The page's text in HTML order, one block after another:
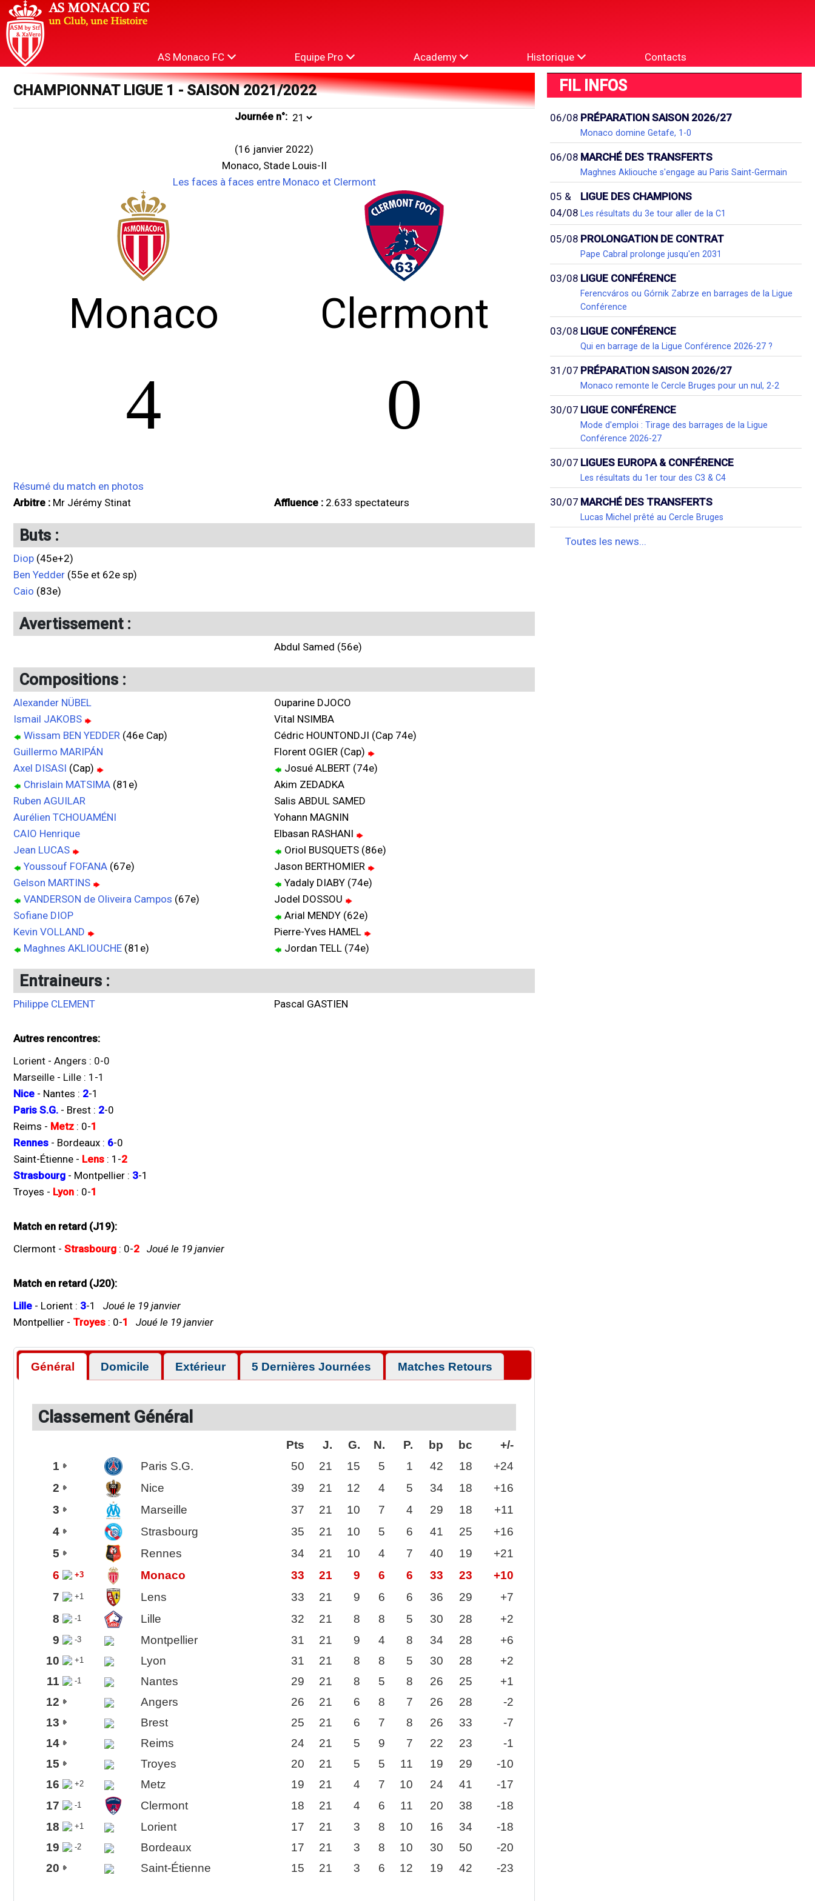
AS Monaco FC Equipe Pro Academy Historique Contacts
CHAMPIONNAT LIGUE 1 - SAISON 2021/2022
Journée n°:
(16 janvier 2022)
Monaco, Stade Louis-II
Les faces à faces entre Monaco et Clermont
Monaco Clermont
4 0
Résumé du match en photos
Arbitre : Mr Jérémy Stinat Affluence : 2.633 spectateurs
Buts :
Diop (45e+2)
Ben Yedder (55e et 62e sp)
Caio (83e)
Avertissement :
Abdul Samed (56e)
Compositions :
Alexander NÜBEL
Ismail JAKOBS
Wissam BEN YEDDER (46e Cap)
Guillermo MARIPÁN
Axel DISASI (Cap)
Chrislain MATSIMA (81e)
Ruben AGUILAR
Aurélien TCHOUAMÉNI
CAIO Henrique
Jean LUCAS
Youssouf FOFANA (67e)
Gelson MARTINS
VANDERSON de Oliveira Campos (67e)
Sofiane DIOP
Kevin VOLLAND
Maghnes AKLIOUCHE (81e)
Ouparine DJOCO
Vital NSIMBA
Cédric HOUNTONDJI (Cap 74e)
Florent OGIER (Cap)
Josué ALBERT (74e)
Akim ZEDADKA
Salis ABDUL SAMED
Yohann MAGNIN
Elbasan RASHANI
Oriol BUSQUETS (86e)
Jason BERTHOMIER
Yadaly DIABY (74e)
Jodel DOSSOU
Arial MENDY (62e)
Pierre-Yves HAMEL
Jordan TELL (74e)
Entraineurs :
Philippe CLEMENT Pascal GASTIEN
Autres rencontres:
Lorient - Angers : 0-0
Marseille - Lille : 1 -1
Nice - Nantes : 2-1
Paris S.G. - Brest : 2-0
Reims - Metz : 0-1
Rennes - Bordeaux : 6-0
Saint-Étienne - Lens : 1 -2
Strasbourg - Montpellier : 3-1
Troyes - Lyon : 0-1
Match en retard (J19):
Clermont - Strasbourg : 0-2 Joué le 19 janvier
Match en retard (J20):
Lille - Lorient : 3-1
Joué le 19 janvier
Montpellier - Troyes : 0-1 Joué le 19 janvier
Général Domicile Extérieur 5 Dernières Journées Matches Retours
Classement Général
Pts J. G. N. P. bp bc
+/-
1
Paris S.G. 50 21 15 5 1 42 18
+24
2
Nice 39 21 12 4 5 34 18
+16
3
Marseille 37 21 10 7 4 29 18
+11
4
Strasbourg 35 21 10 5 6 41 25
+16
5
Rennes 34 21 10 4 7 40 19
+21
6
+3 Monaco 33 21 9 6 6 33 23
+10
7
+1 Lens 33 21 9 6 6 36 29
+7
8
-1 Lille 32 21 8 8 5 30 28
+2
9
-3 Montpellier 31 21 9 4 8 34 28
+6
10
+1 Lyon 31 21 8 8 5 30 28
+2
11
-1 Nantes 29 21 8 5 8 26 25
+1
12
Angers 26 21 6 8 7 26 28
-2
13
Brest 25 21 6 7 8 26 33
-7
14
Reims 24 21 5 9 7 22 23
-1
15
Troyes 20 21 5 5 11 19 29
-10
16
+2 Metz 19 21 4 7 10 24 41
-17
17
-1 Clermont 18 21 4 6 11 20 38
-18
18
+1 Lorient 17 21 3 8 10 16 34
-18
19
-2 Bordeaux 17 21 3 8 10 30 50
-20
20
Saint-Étienne 15 21 3 6 12 19 42 -23
FIL INFOS
06/08 PRÉPARATION SAISON 2026/27
Monaco domine Getafe, 1-0
06/08 MARCHÉ DES TRANSFERTS
Maghnes Akliouche s'engage au Paris Saint-Germain
05 &
04/08
LIGUE DES CHAMPIONS
Les résultats du 3e tour aller de la C1
05/08 PROLONGATION DE CONTRAT
Pape Cabral prolonge jusqu'en 2031
03/08 LIGUE CONFÉRENCE
Ferencváros ou Górnik Zabrze en barrages de la Ligue
Conférence
03/08 LIGUE CONFÉRENCE
Qui en barrage de la Ligue Conférence 2026-27 ?
31/07 PRÉPARATION SAISON 2026/27
Monaco remonte le Cercle Bruges pour un nul, 2-2
30/07 LIGUE CONFÉRENCE
Mode d'emploi : Tirage des barrages de la Ligue
Conférence 2026-27
30/07 LIGUES EUROPA & CONFÉRENCE
Les résultats du 1er tour des C3 & C4
30/07 MARCHÉ DES TRANSFERTS
Lucas Michel prêté au Cercle Bruges
Toutes les news...